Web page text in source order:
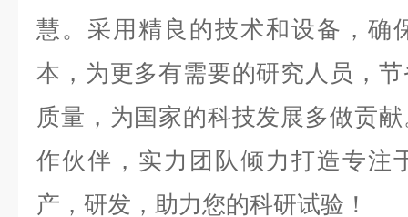
慧。采用精良的技术和设备，确
本，为更多有需要的研究人员，
质量，为国家的科技发展多做贡
作伙伴，实力团队倾力打造专注
产，研发，助力您的科研试验！